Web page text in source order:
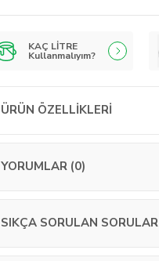
KAÇ LİTRE
Kullanmalıyım?
ÜRÜN ÖZELLIKLERI
YORUMLAR (0)
SIKÇA SORULAN SORULAR